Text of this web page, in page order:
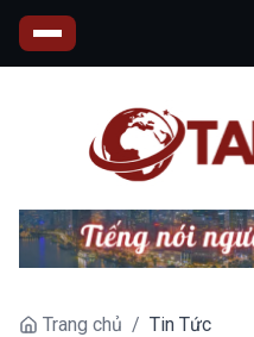
Trang chủ / Tin Tức